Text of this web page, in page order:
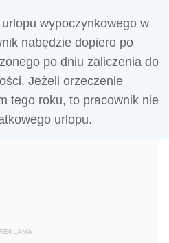
wypoczynkowego w
nabędzie dopiero po
po dniu zaliczenia do
Jeżeli orzeczenie
tego roku, to pracownik nie
urlopu.
REKLAMA